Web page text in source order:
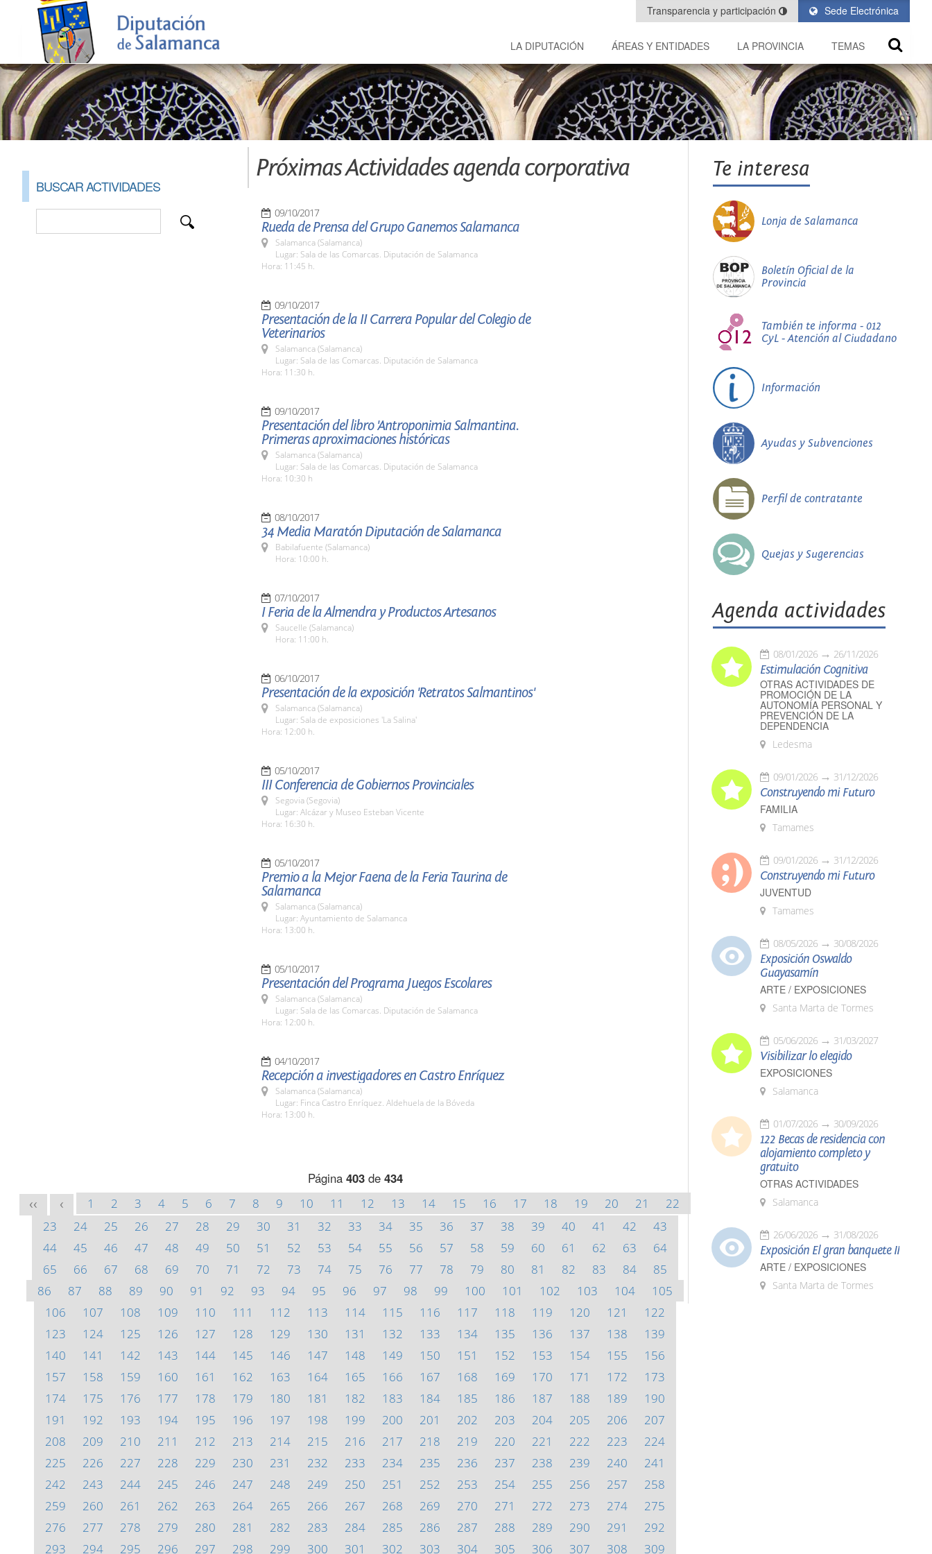
Sede Electrónica
Transparencia y participación
LA DIPUTACIÓN ÁREAS Y ENTIDADES LA PROVINCIA TEMAS
BUSCAR ACTIVIDADES
Próximas Actividades agenda corporativa
09/10/2017
Rueda de Prensa del Grupo Ganemos Salamanca
Salamanca (Salamanca)
Lugar: Sala de las Comarcas. Diputación de Salamanca
Hora: 11:45 h.
09/10/2017
Presentación de la II Carrera Popular del Colegio de
Veterinarios
Salamanca (Salamanca)
Lugar: Sala de las Comarcas. Diputación de Salamanca
Hora: 11:30 h.
09/10/2017
Presentación del libro 'Antroponimia Salmantina.
Primeras aproximaciones históricas
Salamanca (Salamanca)
Lugar: Sala de las Comarcas. Diputación de Salamanca
Hora: 10:30 h
08/10/2017
34 Media Maratón Diputación de Salamanca
Babilafuente (Salamanca)
Hora: 10:00 h.
07/10/2017
I Feria de la Almendra y Productos Artesanos
Saucelle (Salamanca)
Hora: 11:00 h.
06/10/2017
Presentación de la exposición 'Retratos Salmantinos'
Salamanca (Salamanca)
Lugar: Sala de exposiciones 'La Salina'
Hora: 12:00 h.
05/10/2017
III Conferencia de Gobiernos Provinciales
Segovia (Segovia)
Lugar: Alcázar y Museo Esteban Vicente
Hora: 16:30 h.
05/10/2017
Premio a la Mejor Faena de la Feria Taurina de
Salamanca
Salamanca (Salamanca)
Lugar: Ayuntamiento de Salamanca
Hora: 13:00 h.
05/10/2017
Presentación del Programa Juegos Escolares
Salamanca (Salamanca)
Lugar: Sala de las Comarcas. Diputación de Salamanca
Hora: 12:00 h.
04/10/2017
Recepción a investigadores en Castro Enríquez
Salamanca (Salamanca)
Lugar: Finca Castro Enríquez. Aldehuela de la Bóveda
Hora: 13:00 h.
Página 403de 434
<< < 1 2 3 4 5 6 7 8 9 10 11 12 13 14 15 16 17 18 19 20 21
22
23
24 25 26 27 28 29 30 31 32 33 34 35 36 37 38 39 40 41 42
43
44
45 46 47 48 49 50 51 52 53 54 55 56 57 58 59 60 61 62 63
64
65
66 67 68 69 70 71 72 73 74 75 76 77 78 79 80 81 82 83 84
85
86
87 88 89 90 91 92 93 94 95 96 97 98 99 100 101 102 103 104
105
106
107 108 109 110 111 112 113 114 115 116 117 118 119 120 121
122
123
124 125 126 127 128 129 130 131 132 133 134 135 136 137 138
139
140
141 142 143 144 145 146 147 148 149 150 151 152 153 154 155
156
157
158 159 160 161 162 163 164 165 166 167 168 169 170 171 172
173
174
175 176 177 178 179 180 181 182 183 184 185 186 187 188 189
190
191
192 193 194 195 196 197 198 199 200 201 202 203 204 205 206
207
208
209 210 211 212 213 214 215 216 217 218 219 220 221 222 223
224
225
226 227 228 229 230 231 232 233 234 235 236 237 238 239 240
241
242
243 244 245 246 247 248 249 250 251 252 253 254 255 256 257
258
259
260 261 262 263 264 265 266 267 268 269 270 271 272 273 274
275
276
277 278 279 280 281 282 283 284 285 286 287 288 289 290 291
292
293
294 295 296 297 298 299 300 301 302 303 304 305 306 307 308 309
Te interesa
Lonja de Salamanca
Boletín Oficial de la
Provincia
También te informa - 012
CyL - Atención al Ciudadano
Información
Ayudas y Subvenciones
Perfil de contratante
Quejas y Sugerencias
Agenda actividades
08/01/2026 26/11/2026
Estimulación Cognitiva
OTRAS ACTIVIDADES DE
PROMOCIÓN DE LA
AUTONOMÍA PERSONAL Y
PREVENCIÓN DE LA
DEPENDENCIA
Ledesma
09/01/2026 31/12/2026
Construyendo mi Futuro
FAMILIA
Tamames
09/01/2026 31/12/2026
Construyendo mi Futuro
JUVENTUD
Tamames
08/05/2026 30/08/2026
Exposición Oswaldo
Guayasamín
ARTE / EXPOSICIONES
Santa Marta de Tormes
05/06/2026 31/03/2027
Visibilizar lo elegido
EXPOSICIONES
Salamanca
01/07/2026 30/09/2026
122 Becas de residencia con
alojamiento completo y
gratuito
OTRAS ACTIVIDADES
Salamanca
26/06/2026 31/08/2026
Exposición El gran banquete II
ARTE / EXPOSICIONES
Santa Marta de Tormes